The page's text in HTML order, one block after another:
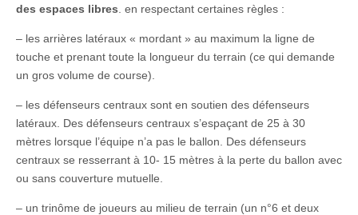
des espaces libres . en respectant certaines règles :
– les arrières latéraux « mordant » au maximum la ligne de
touche et prenant toute la longueur du terrain (ce qui demande
un gros volume de course).
– les défenseurs centraux sont en soutien des défenseurs
latéraux. Des défenseurs centraux s’espaçant de 25 à 30
mètres lorsque l’équipe n’a pas le ballon. Des défenseurs
centraux se resserrant à 10- 15 mètres à la perte du ballon avec
ou sans couverture mutuelle.
– un trinôme de joueurs au milieu de terrain (un n°6 et deux